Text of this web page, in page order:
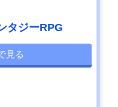
タジーRPG
見る